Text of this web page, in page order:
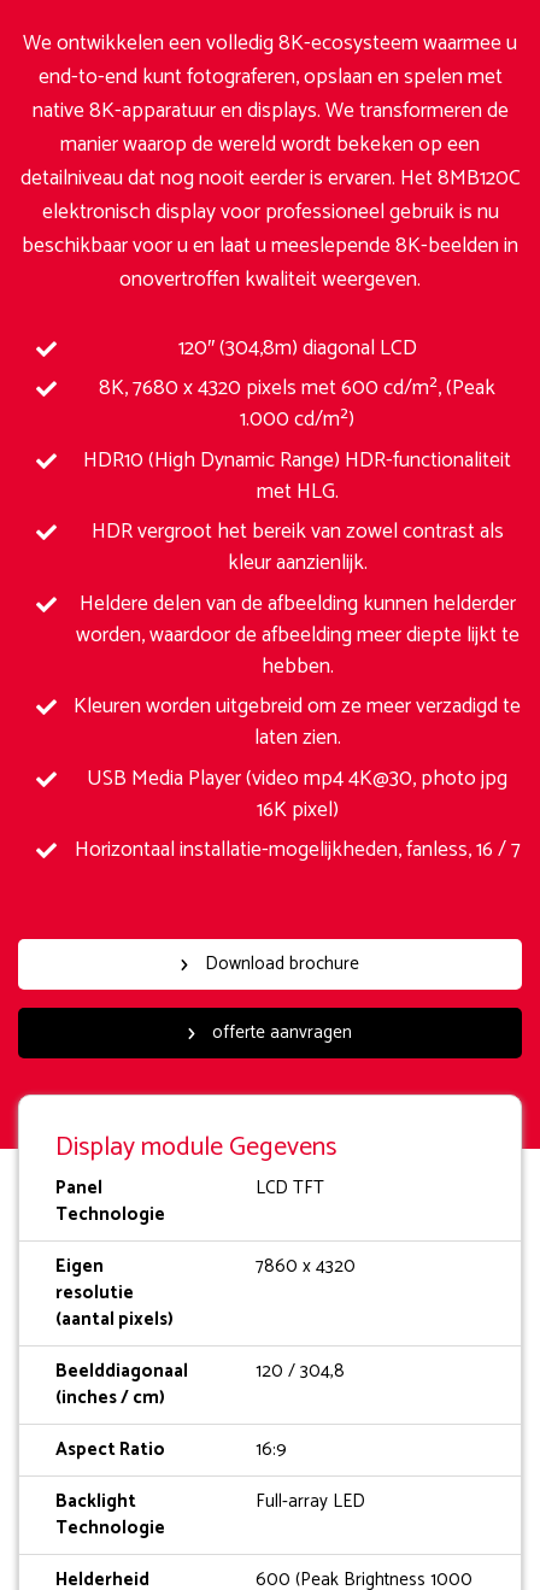
We ontwikkelen een volledig 8K-ecosysteem waarmee u
end-to-end kunt fotograferen, opslaan en spelen met
native 8K-apparatuur en displays. We transformeren de
manier waarop de wereld wordt bekeken op een
detailniveau dat nog nooit eerder is ervaren. Het 8MB120C
elektronisch display voor professioneel gebruik is nu
beschikbaar voor u en laat u meeslepende 8K-beelden in
onovertroffen kwaliteit weergeven.
120″ (304,8m) diagonal LCD
8K, 7680 x 4320 pixels met 600 cd/m², (Peak
1.000 cd/m²)
HDR10 (High Dynamic Range) HDR-functionaliteit
met HLG.
HDR vergroot het bereik van zowel contrast als
kleur aanzienlijk.
Heldere delen van de afbeelding kunnen helderder
worden, waardoor de afbeelding meer diepte lijkt te
hebben.
Kleuren worden uitgebreid om ze meer verzadigd te
laten zien.
USB Media Player (video mp4 4K@30, photo jpg
16K pixel)
Horizontaal installatie-mogelijkheden, fanless, 16 / 7
Download brochure
offerte aanvragen
Display module Gegevens
Panel
Technologie
LCD TFT
Eigen
resolutie
(aantal pixels)
7860 x 4320
Beelddiagonaal
(inches / cm)
120 / 304,8
Aspect Ratio
16:9
Backlight
Technologie
Full-array LED
Helderheid 600 (Peak Brightness 1000